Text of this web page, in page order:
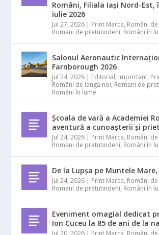
Români, Filiala Iași Nord-Est,
iulie 2026
Jul 27, 2026 | Print Marca, Români
Romani de pretutindeni, Români în
Salonul Aeronautic
Farnborough 2026
Jul 24, 2026 | Editorial, Important,
Români de langă noi, Romani de
Români în lume
Școala de vară a Academiei
aventură a cunoașterii și
Jul 24, 2026 | Print Marca, Români
Romani de pretutindeni, Români în
De la Lupșa pe Muntele
Jul 24, 2026 | Print Marca, Români
Romani de pretutindeni, Români în
Eveniment omagial dedicat
Ion Cuceu la 85 de ani de la
Jul 20, 2026 | Print Marca Români